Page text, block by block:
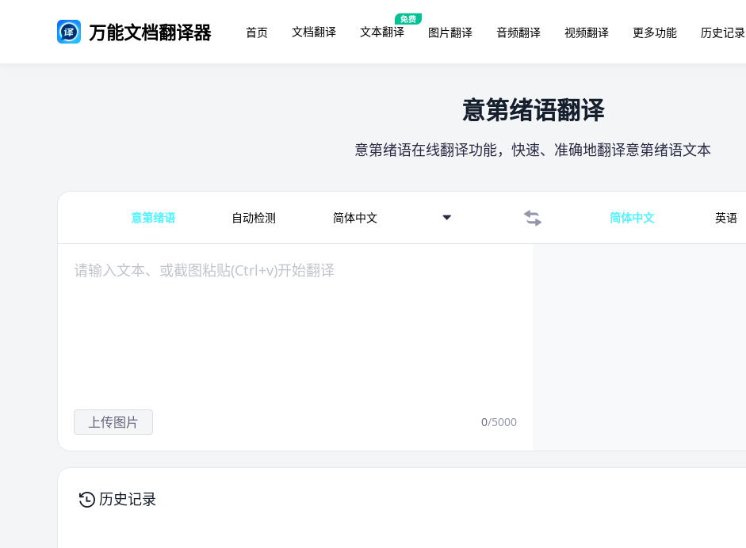
万能文档翻译器 首页 文档翻译 文本翻译 图片翻译 音频翻译 视频翻译 更多功能 历史记录
意第绪语翻译
意第绪语在线翻译功能，快速、准确地翻译意第绪语文本
意第绪语 自动检测 简体中文 简体中文 英语
上传图片 0/5000
历史记录